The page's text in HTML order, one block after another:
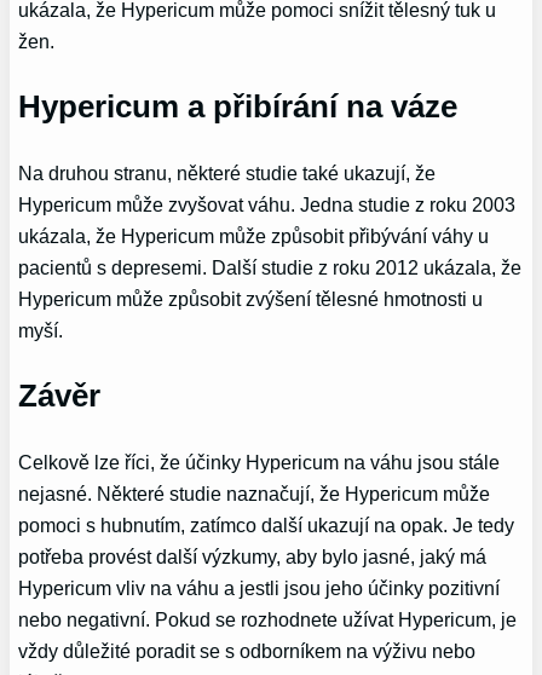
ukázala, že Hypericum může pomoci snížit tělesný tuk u
žen.
Hypericum a přibírání na váze
Na druhou stranu, některé studie také ukazují, že
Hypericum může zvyšovat váhu. Jedna studie z roku 2003
ukázala, že Hypericum může způsobit přibývání váhy u
pacientů s depresemi. Další studie z roku 2012 ukázala, že
Hypericum může způsobit zvýšení tělesné hmotnosti u
myší.
Závěr
Celkově lze říci, že účinky Hypericum na váhu jsou stále
nejasné. Některé studie naznačují, že Hypericum může
pomoci s hubnutím, zatímco další ukazují na opak. Je tedy
potřeba provést další výzkumy, aby bylo jasné, jaký má
Hypericum vliv na váhu a jestli jsou jeho účinky pozitivní
nebo negativní. Pokud se rozhodnete užívat Hypericum, je
vždy důležité poradit se s odborníkem na výživu nebo